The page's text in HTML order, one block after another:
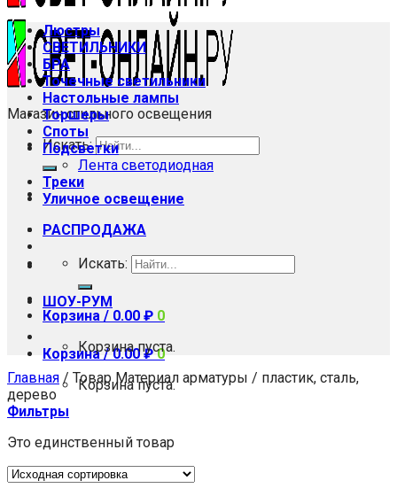
Магазин стильного освещения
Искать:
РАСПРОДАЖА
ШОУ-РУМ
Корзина /0.00₽ 0
Корзина пуста.
Люстры
СВЕТИЛЬНИКИ
БРА
Точечные светильники
Настольные лампы
Торшеры
Споты
Подсветки
Лента светодиодная
Треки
Уличное освещение
Искать:
Корзина / 0.00 ₽ 0
Корзина пуста.
Главная / Товар Материал арматуры / пластик, сталь,
дерево
Фильтры
Это единственный товар